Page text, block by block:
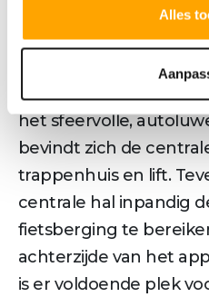
Alles
middel van een trap
woonverdieping waar
open keuken fraai
ruime dakterras van
het sfeervolle,
bevindt zich de
trappenhuis en lift.
centrale hal inpandig
fietsberging te
achterzijde van het
is er voldoende plek